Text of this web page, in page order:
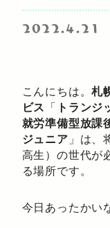
2022.4.21
こんにちは。札
ビス 「 トランジ
就労準備型放課
ジュニア 」は、
高生）の世代が
る場所です。
今日あったかい